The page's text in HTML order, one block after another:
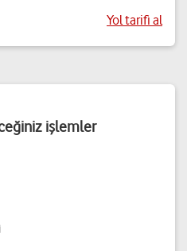
Yol tarifi al
işlemler